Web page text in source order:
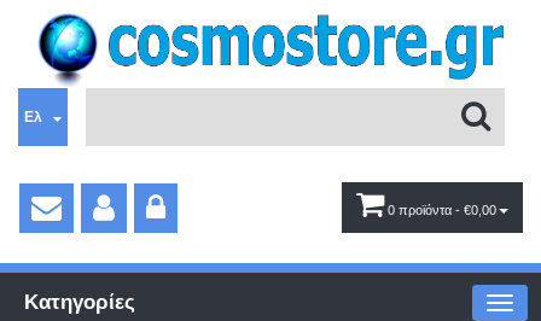
Ελ
0 προϊόντα - €0,00
Κατηγορίες